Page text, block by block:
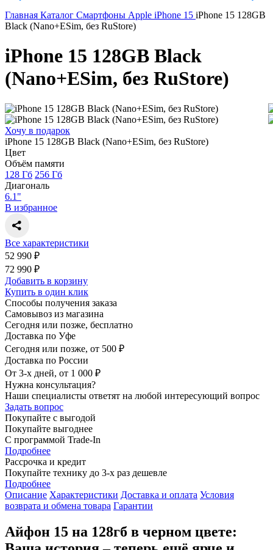
Главная Каталог Смартфоны Apple iPhone 15 iPhone 15 128GB
Black (Nano+ESim, без RuStore)
iPhone 15 128GB Black
(Nano+ESim, без RuStore)
Хочу в подарок
iPhone 15 128GB Black (Nano+ESim, без RuStore)
Цвет
Объём памяти
128 Гб 256 Гб
Диагональ
6.1"
В избранное
Все характеристики
52 990 ₽
72 990 ₽
Добавить в корзину
Купить в один клик
Способы получения заказа
Самовывоз из магазина
Сегодня или позже, бесплатно
Доставка по Уфе
Сегодня или позже, от 500 ₽
Доставка по России
От 3-х дней, от 1 000 ₽
Нужна консультация?
Наши специалисты ответят на любой интересующий вопрос
Задать вопрос
Покупайте с выгодой
Покупайте выгоднее
С программой Trade-In
Подробнее
Рассрочка и кредит
Покупайте технику до 3-х раз дешевле
Подробнее
Описание Характеристики Доставка и оплата Условия
возврата и обмена товара Гарантии
Айфон 15 на 128гб в черном цвете: